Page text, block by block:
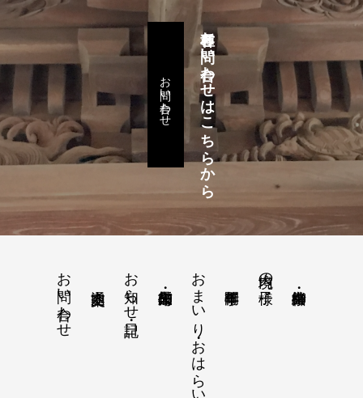
各種お問い合わせはこちらから
お問い合わせ
境内の様子
おまいり・おはらい
お知らせ・日記
お問い合わせ